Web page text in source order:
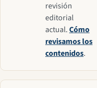
revisión
editorial
actual.Cómo
revisamos los
contenidos.